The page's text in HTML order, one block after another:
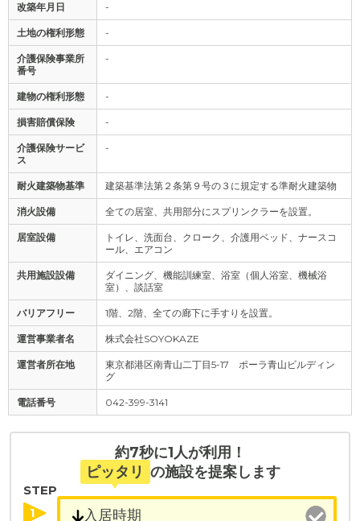
改築年月日 -
土地の権利形態 -
介護保険事業所
番号
-
建物の権利形態 -
損害賠償保険 -
介護保険サービ
ス
-
耐火建築物基準 建築基準法第２条第９号の３に規定する準耐火建築物
消火設備 全ての居室、共用部分にスプリンクラーを設置。
居室設備
トイレ、洗面台、クローク、介護用ベッド、ナースコ
ール、エアコン
共用施設設備
ダイニング、機能訓練室、浴室（個人浴室、機械浴
室）、談話室
バリアフリー 1階、2階、全ての廊下に手すりを設置。
運営事業者名 株式会社SOYOKAZE
運営者所在地
東京都港区南青山二丁目5-17 ポーラ青山ビルディン
グ
電話番号 042-399-3141
約7秒に1人が利用！
ピッタリ の施設を提案します
STEP
1